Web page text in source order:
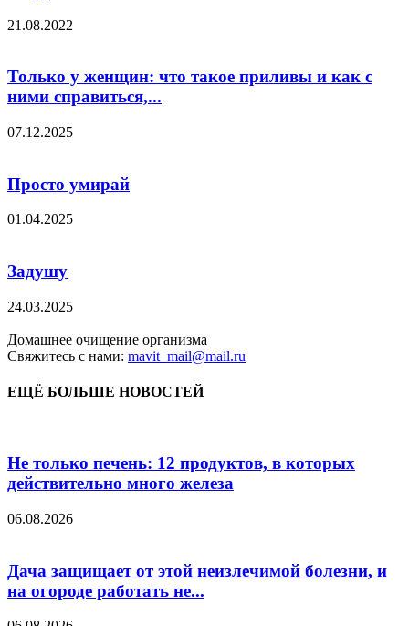
21.08.2022
Только у женщин: что такое приливы и как с
ними справиться,...
07.12.2025
Просто умирай
01.04.2025
Задушу
24.03.2025
Домашнее очищение организма
Свяжитесь с нами: mavit_mail@mail.ru
ЕЩЁ БОЛЬШЕ НОВОСТЕЙ
Не только печень: 12 продуктов, в которых
действительно много железа
06.08.2026
Дача защищает от этой неизлечимой болезни, и
на огороде работать не...